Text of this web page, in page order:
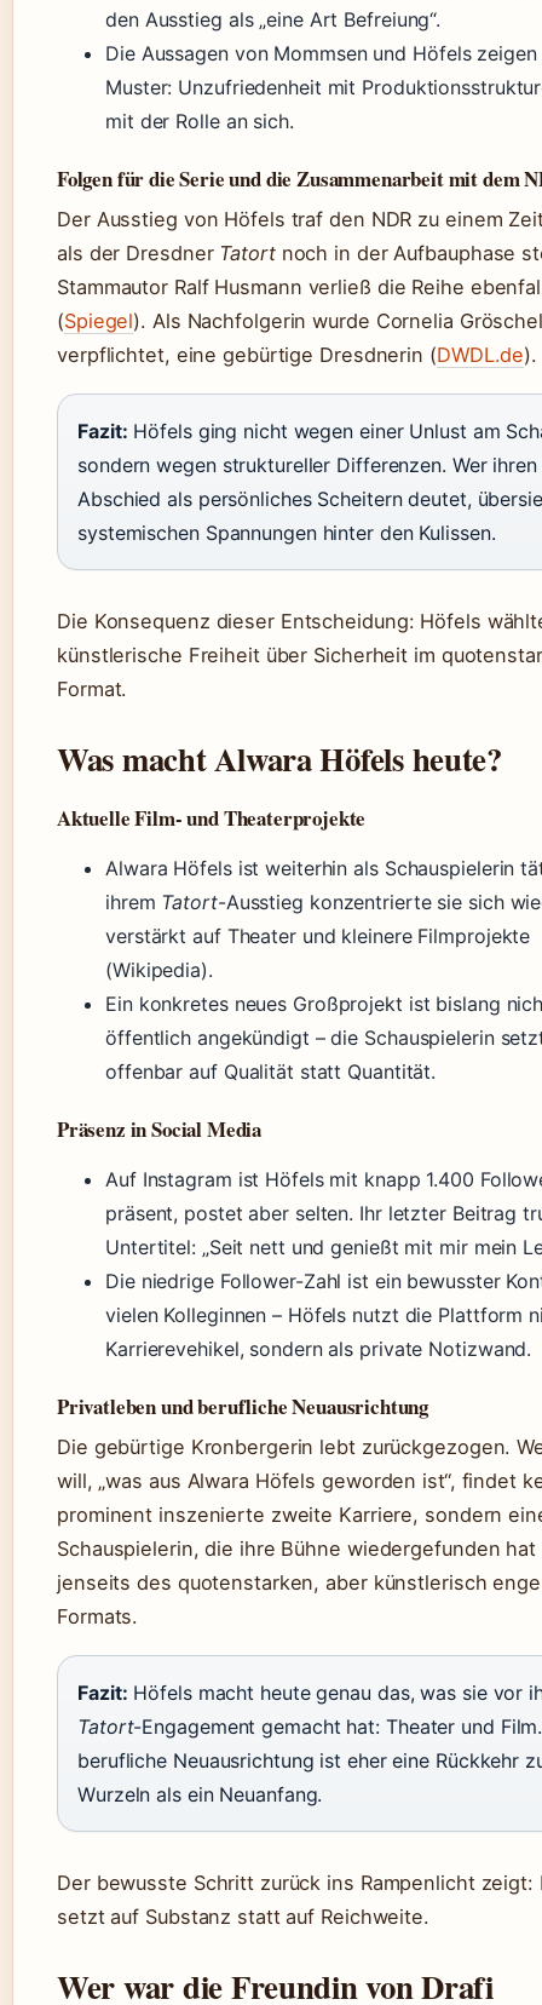
den Ausstieg als „eine Art Befreiung“.
Die Aussagen von Mommsen und Höfels zeigen
Muster: Unzufriedenheit mit
mit der Rolle an sich.
Folgen für die Serie und die Zusammenarbeit mit dem
Der Ausstieg von Höfels traf den NDR zu einem
als der Dresdner Tatortnoch in der Aufbauphase
Stammautor Ralf Husmann verließ die Reihe
(Spiegel). Als Nachfolgerin wurde Cornelia Gröschel
verpflichtet, eine gebürtige Dresdnerin (DWDL.de).
Fazit: Höfels ging nicht wegen einer Unlust am
sondern wegen struktureller Differenzen. Wer ihren
Abschied als persönliches Scheitern deutet,
systemischen Spannungen hinter den Kulissen.
Die Konsequenz dieser Entscheidung: Höfels
künstlerische Freiheit über Sicherheit im
Format.
Was macht Alwara Höfels heute?
Aktuelle Film- und Theaterprojekte
Alwara Höfels ist weiterhin als Schauspielerin
ihrem Tatort-Ausstieg konzentrierte sie sich
verstärkt auf Theater und kleinere Filmprojekte
(Wikipedia).
Ein konkretes neues Großprojekt ist bislang
öffentlich angekündigt – die Schauspielerin
offenbar auf Qualität statt Quantität.
Präsenz in Social Media
Auf Instagram ist Höfels mit knapp 1.400
präsent, postet aber selten. Ihr letzter Beitrag
Untertitel: „Seit nett und genießt mit mir mein
Die niedrige Follower-Zahl ist ein bewusster
vielen Kolleginnen – Höfels nutzt die Plattform
Karrierevehikel, sondern als private Notizwand.
Privatleben und berufliche Neuausrichtung
Die gebürtige Kronbergerin lebt zurückgezogen.
will, „was aus Alwara Höfels geworden ist“, findet
prominent inszenierte zweite Karriere, sondern
Schauspielerin, die ihre Bühne wiedergefunden hat
jenseits des quotenstarken, aber künstlerisch
Formats.
Fazit: Höfels macht heute genau das, was sie vor
Tatort-Engagement gemacht hat: Theater und
berufliche Neuausrichtung ist eher eine Rückkehr
Wurzeln als ein Neuanfang.
Der bewusste Schritt zurück ins Rampenlicht zeigt:
setzt auf Substanz statt auf Reichweite.
Wer war die Freundin von Drafi